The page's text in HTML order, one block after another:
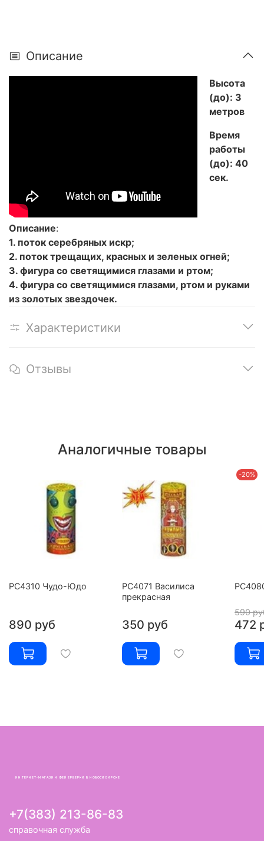
Описание
Высота
(до): 3
метров
Время
работы
(до): 40
сек.
Описание:
1. поток серебряных искр;
2. поток трещащих, красных и зеленых огней;
3. фигура со светящимися глазами и ртом;
4. фигура со светящимися глазами, ртом и руками
из золотых звездочек.
Характеристики
Отзывы
Аналогичные товары
РС4310 Чудо-Юдо
890 руб
РС4071 Василиса
прекрасная
350 руб
-20%
590
472
ИНТЕРНЕТ-МАГАЗИН ФЕЙЕРВЕРКИ В НОВОСИБИРСКЕ
+7(383) 213-86-83
справочная служба